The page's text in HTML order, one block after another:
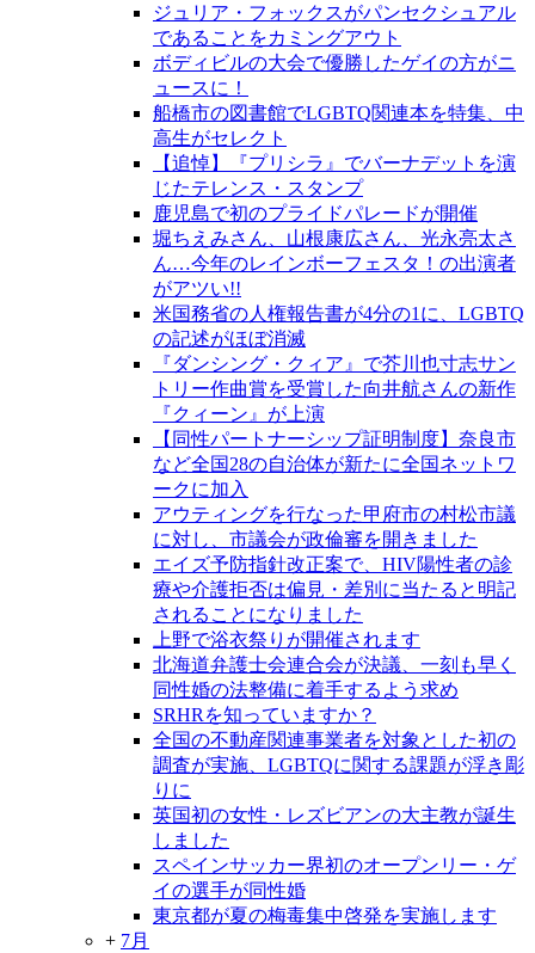
ジュリア・フォックスがパンセクシュアル
であることをカミングアウト
ボディビルの大会で優勝したゲイの方がニ
ュースに！
船橋市の図書館でLGBTQ関連本を特集、中
高生がセレクト
【追悼】『プリシラ』でバーナデットを演
じたテレンス・スタンプ
鹿児島で初のプライドパレードが開催
堀ちえみさん、山根康広さん、光永亮太さ
ん…今年のレインボーフェスタ！の出演者
がアツい!!
米国務省の人権報告書が4分の1に、LGBTQ
の記述がほぼ消滅
『ダンシング・クィア』で芥川也寸志サン
トリー作曲賞を受賞した向井航さんの新作
『クィーン』が上演
【同性パートナーシップ証明制度】奈良市
など全国28の自治体が新たに全国ネットワ
ークに加入
アウティングを行なった甲府市の村松市議
に対し、市議会が政倫審を開きました
エイズ予防指針改正案で、HIV陽性者の診
療や介護拒否は偏見・差別に当たると明記
されることになりました
上野で浴衣祭りが開催されます
北海道弁護士会連合会が決議、一刻も早く
同性婚の法整備に着手するよう求め
SRHRを知っていますか？
全国の不動産関連事業者を対象とした初の
調査が実施、LGBTQに関する課題が浮き彫
りに
英国初の女性・レズビアンの大主教が誕生
しました
スペインサッカー界初のオープンリー・ゲ
イの選手が同性婚
東京都が夏の梅毒集中啓発を実施します
+ 7月